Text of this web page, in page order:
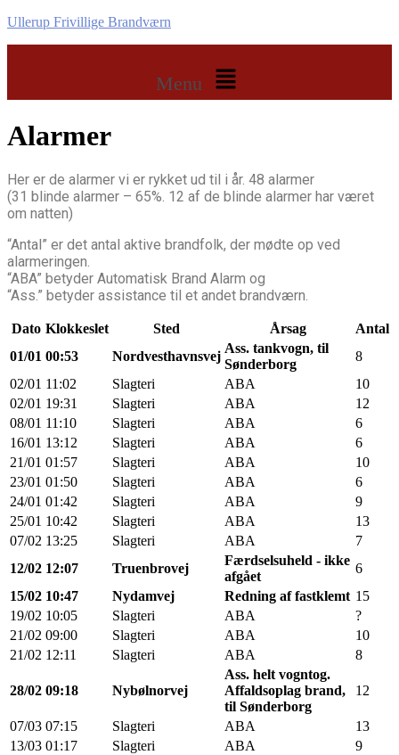
Ullerup Frivillige Brandværn
Menu
Alarmer
Her er de alarmer vi er rykket ud til i år. 48 alarmer
(31 blinde alarmer – 65%. 12 af de blinde alarmer har været
om natten)
“Antal” er det antal aktive brandfolk, der mødte op ved
alarmeringen.
“ABA” betyder Automatisk Brand Alarm og
“Ass.” betyder assistance til et andet brandværn.
Dato Klokkeslet Sted Årsag
Antal
01/01 00:53 Nordvesthavnsvej
Ass. tankvogn, til
Sønderborg
8
02/01 11:02 Slagteri ABA
10
02/01 19:31 Slagteri ABA
12
08/01 11:10 Slagteri ABA
6
16/01 13:12 Slagteri ABA
6
21/01 01:57 Slagteri ABA
10
23/01 01:50 Slagteri ABA
6
24/01 01:42 Slagteri ABA
9
25/01 10:42 Slagteri ABA
13
07/02 13:25 Slagteri ABA
7
12/02 12:07 Truenbrovej
Færdselsuheld - ikke
afgået
6
15/02 10:47 Nydamvej Redning af fastklemt 15
19/02 10:05 Slagteri ABA
?
21/02 09:00 Slagteri ABA
10
21/02 12:11 Slagteri ABA 8
28/02 09:18 Nybølnorvej
Ass. helt vogntog.
Affaldsoplag brand,
til Sønderborg
12
07/03 07:15 Slagteri ABA
13
13/03 01:17 Slagteri ABA
9